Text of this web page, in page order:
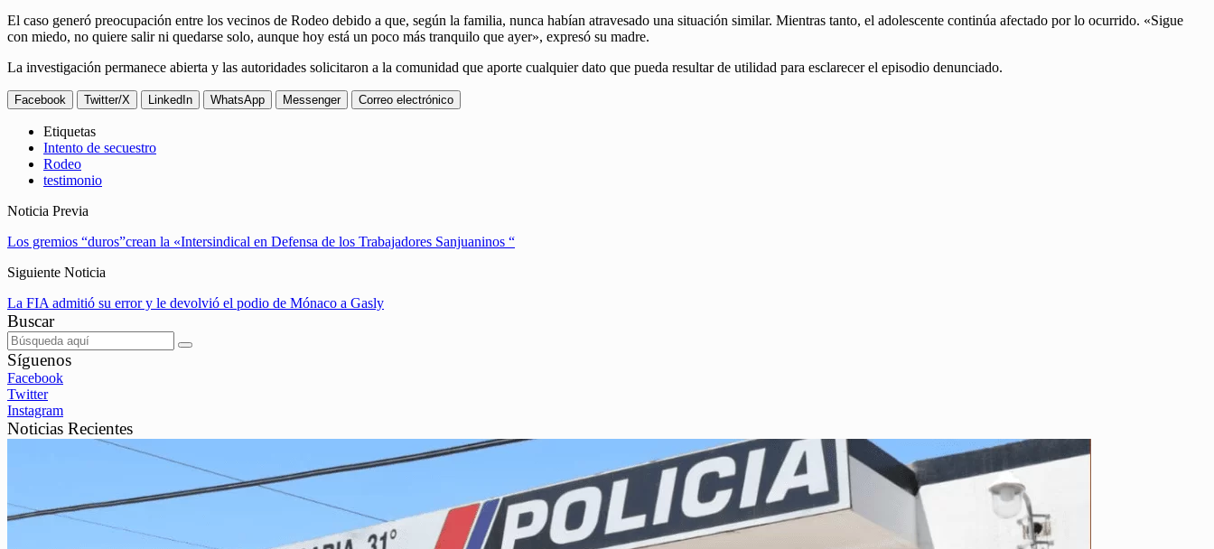
El caso generó preocupación entre los vecinos de Rodeo debido a que, según la familia, nunca habían atravesado una situación similar. Mientras tanto, el adolescente continúa afectado por lo ocurrido. «Sigue
con miedo, no quiere salir ni quedarse solo, aunque hoy está un poco más tranquilo que ayer», expresó su madre.
La investigación permanece abierta y las autoridades solicitaron a la comunidad que aporte cualquier dato que pueda resultar de utilidad para esclarecer el episodio denunciado.
Facebook Twitter/X LinkedIn WhatsApp Messenger Correo electrónico
Etiquetas
Intento de secuestro
Rodeo
testimonio
Noticia Previa
Los gremios “duros”crean la «Intersindical en Defensa de los Trabajadores Sanjuaninos “
Siguiente Noticia
La FIA admitió su error y le devolvió el podio de Mónaco a Gasly
Buscar
Síguenos
Facebook
Twitter
Instagram
Noticias Recientes